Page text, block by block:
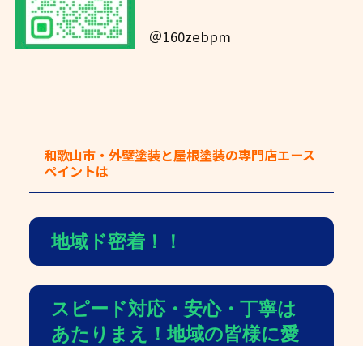
＠160zebpm
和歌山市・外壁塗装と屋根塗装の専門店エース
ペイントは
地域ド密着！！
スピード対応・安心・丁寧は
あたりまえ！地域の皆様に愛